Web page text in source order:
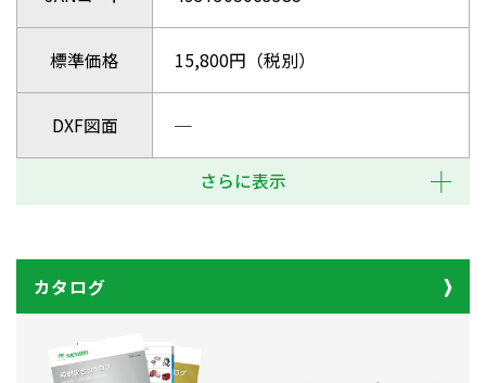
標準価格 15,800円（税別）
DXF図面 ─
さらに表示
カタログ